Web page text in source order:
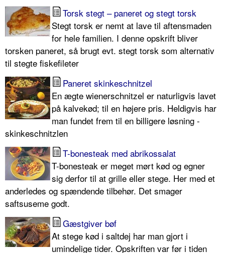
Torsk stegt – paneret og stegt torsk
Stegt torsk er nemt at lave til aftensmaden
for hele familien. I denne opskrift bliver
torsken paneret, så brugt evt. stegt torsk som alternativ
til stegte fiskefileter
Paneret skinkeschnitzel
En ægte wienerschnitzel er naturligvis lavet
på kalvekød; til en højere pris. Heldigvis har
man fundet frem til en billigere løsning -
skinkeschnitzlen
T-bonesteak med abrikossalat
T-bonesteak er meget mørt kød og egner
sig derfor til at grille eller stege. Her med et
anderledes og spændende tilbehør. Det smager
saftsuseme godt.
Gæstgiver bøf
At stege kød i saltdej har man gjort i
umindelige tider. Opskriften var før i tiden